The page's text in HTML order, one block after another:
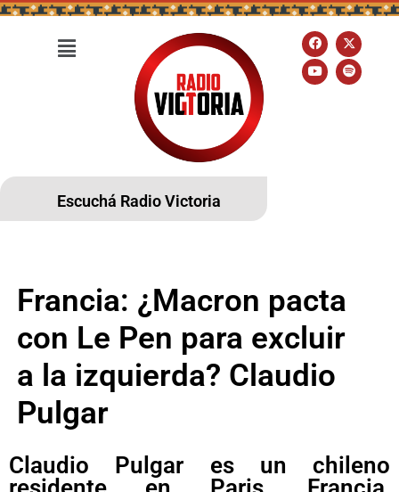
Escuchá Radio Victoria
Francia: ¿Macron pacta
con Le Pen para excluir
a la izquierda? Claudio
Pulgar
Claudio Pulgar es un chileno